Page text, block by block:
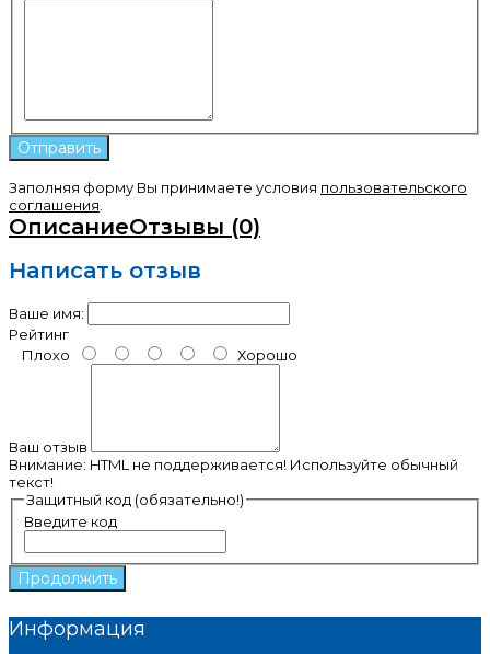
Заполняя форму Вы принимаете условия пользовательского
соглашения
ОписаниеОтзывы (0)
Написать отзыв
Ваше имя:
Рейтинг
Плохо
Хорошо
Ваш отзыв
Внимание: HTML не поддерживается! Используйте обычный
текст!
Защитный код (обязательно!)
Введите код
Продолжить
Информация